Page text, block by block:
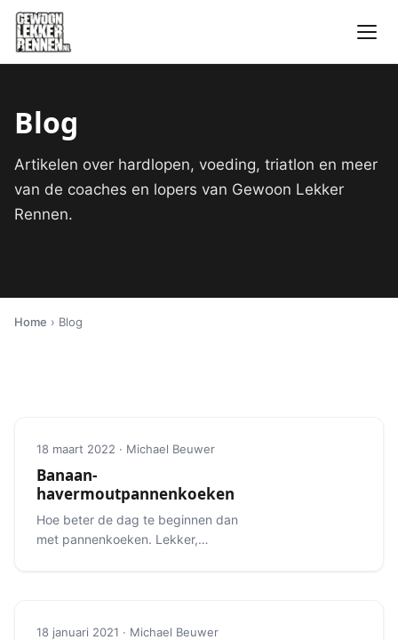
Blog
Artikelen over hardlopen, voeding, triatlon en meer
van de coaches en lopers van Gewoon Lekker
Rennen.
Home › Blog
18 maart 2022 · Michael Beuwer
Banaan-
havermoutpannenkoeken
Hoe beter de dag te beginnen dan
met pannenkoeken. Lekker,
18 januari 2021 · Michael Beuwer